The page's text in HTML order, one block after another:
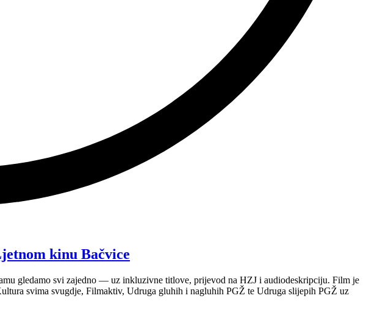
kinu Bačvice
gledamo svi zajedno — uz inkluzivne titlove, prijevod na HZJ i audiodeskripciju. Film je
svima svugdje, Filmaktiv, Udruga gluhih i nagluhih PGŽ te Udruga slijepih PGŽ uz